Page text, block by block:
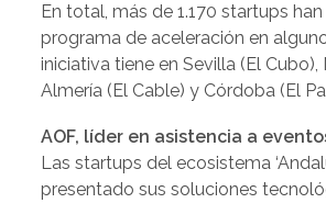
En total, más de 1.170 startups
programa de aceleración en
iniciativa tiene en Sevilla (El Cubo),
Almería (El Cable) y Córdoba (El
AOF, líder en asistencia a
Las startups del ecosistema
presentado sus soluciones